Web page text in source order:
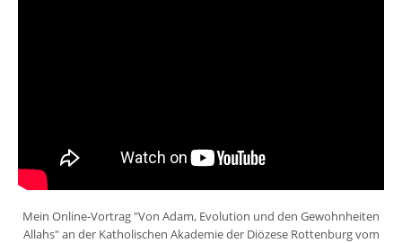
Mein Online-Vortrag "Von Adam, Evolution und den Gewohnheiten
Allahs" an der Katholischen Akademie der Diözese Rottenburg vom